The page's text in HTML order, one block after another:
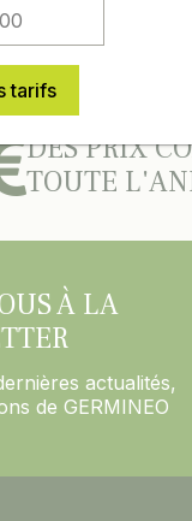
DES PRIX
TOUTE
À LA
actualités,
de GERMINEO
tarifs